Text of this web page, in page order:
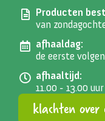
Producten
van
afhaaldag:
de eerste
afhaaltijd:
11.00 - 13.00 uur
klachten